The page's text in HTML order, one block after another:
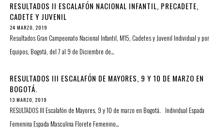
RESULTADOS II ESCALAFÓN NACIONAL INFANTIL, PRECADETE,
CADETE Y JUVENIL
24 MARZO, 2019
Resultados Gran Campeonato Nacional Infantil, M15, Cadetes y Juvenil Individual y por
Equipos, Bogotá, del 7 al 9 de Diciembre de…
RESULTADOS III ESCALAFÓN DE MAYORES, 9 Y 10 DE MARZO EN
BOGOTÁ.
13 MARZO, 2019
RESULTADOS III Escalafón de Mayores, 9 y 10 de marzo en Bogotá. Individual Espada
Femenina Espada Masculina Florete Femenino…